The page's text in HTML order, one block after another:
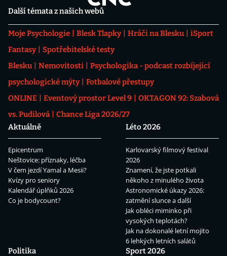
Další témata z našich webů
Moje Psychologie Blesk Tlapky Hráči na Blesku
iSport
Fantasy
Spotřebitelské testy
Blesku
Nemovitosti
Psychologika - podcast rozbíjející
psychologické mýty
Fotbalové přestupy
ONLINE
Eventový prostor Level 9
OKTAGON 92: Szabová
vs. Pudilová
Chance Liga 2026/27
Aktuálně
Epicentrum
Neštovice: příznaky, léčba
V čem jezdí Yamal a Mesii?
Kvízy pro seniory
Kalendář úplňků 2026
Co je bodycount?
Léto 2026
Karlovarský filmový festival
2026
Znamení, že jste potkali
někoho z minulého života
Astronomické úkazy 2026:
zatmění slunce a další
Jak obléci miminko při
vysokých teplotách?
Jak na dokonalé letní mojito
6 lehkých letních salátů
Politika
Sport 2026